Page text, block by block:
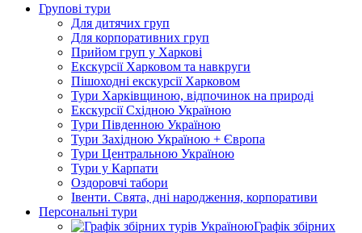
Групові тури
Для дитячих груп
Для корпоративних груп
Прийом груп у Харкові
Екскурсії Харковом та навкруги
Пішоходні екскурсії Харковом
Тури Харківщиною, відпочинок на природі
Екскурсії Східною Україною
Тури Південною Україною
Тури Західною Україною + Європа
Тури Центральною Україною
Тури у Карпати
Оздоровчі табори
Івенти. Свята, дні народження, корпоративи
Персональні тури
Графік збірних